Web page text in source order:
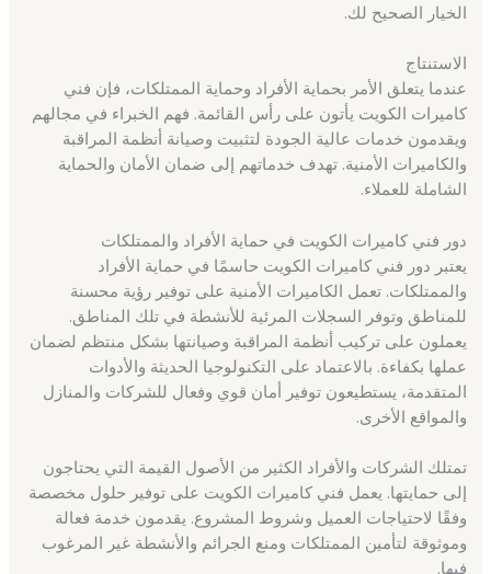
الخيار الصحيح لك.
الاستنتاج
عندما يتعلق الأمر بحماية الأفراد وحماية الممتلكات، فإن فني
كاميرات الكويت يأتون على رأس القائمة. فهم الخبراء في مجالهم
ويقدمون خدمات عالية الجودة لتثبيت وصيانة أنظمة المراقبة
والكاميرات الأمنية. تهدف خدماتهم إلى ضمان الأمان والحماية
الشاملة للعملاء.
دور فني كاميرات الكويت في حماية الأفراد والممتلكات
يعتبر دور فني كاميرات الكويت حاسمًا في حماية الأفراد
والممتلكات. تعمل الكاميرات الأمنية على توفير رؤية محسنة
للمناطق وتوفر السجلات المرئية للأنشطة في تلك المناطق.
يعملون على تركيب أنظمة المراقبة وصيانتها بشكل منتظم لضمان
عملها بكفاءة. بالاعتماد على التكنولوجيا الحديثة والأدوات
المتقدمة، يستطيعون توفير أمان قوي وفعال للشركات والمنازل
والمواقع الأخرى.
تمتلك الشركات والأفراد الكثير من الأصول القيمة التي يحتاجون
إلى حمايتها. يعمل فني كاميرات الكويت على توفير حلول مخصصة
وفقًا لاحتياجات العميل وشروط المشروع. يقدمون خدمة فعالة
وموثوقة لتأمين الممتلكات ومنع الجرائم والأنشطة غير المرغوب
فيها.